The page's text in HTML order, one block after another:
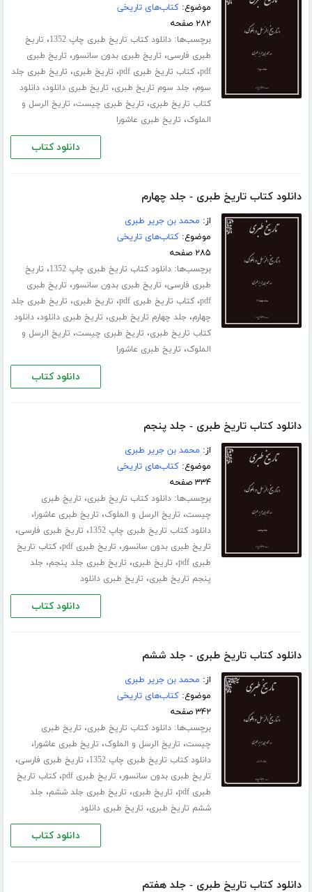
موضوع:کتاب‌های تاریخی
۲۸۲ صفحه
برچسب‌ها:دانلود کتاب تاریخ طبری چاپ 1352 ، تاریخ
طبری فارسی، تاریخ طبری بدون سانسور، تاریخ طبری
pdf،کتاب تاریخ طبری pdf ، تاریخ طبری، تاریخ طبری جلد
سوم، جلد سوم تاریخ طبری، تاریخ طبری دانلود،دانلود
کتاب تاریخ طبری، تاریخ طبری چیست، تاریخ الرسل و
الملوک، تاریخ طبری عاشورا
دانلود کتاب
دانلود کتاب تاریخ طبری - جلد چهارم
از: محمد بن جریر طبری
موضوع:کتاب‌های تاریخی
۲۸۵ صفحه
برچسب‌ها:دانلود کتاب تاریخ طبری چاپ 1352 ، تاریخ
طبری فارسی، تاریخ طبری بدون سانسور، تاریخ طبری
pdf،کتاب تاریخ طبری pdf ، تاریخ طبری، تاریخ طبری جلد
چهارم، جلد چهارم تاریخ طبری، تاریخ طبری دانلود،دانلود
کتاب تاریخ طبری، تاریخ طبری چیست، تاریخ الرسل و
الملوک، تاریخ طبری عاشورا
دانلود کتاب
دانلود کتاب تاریخ طبری - جلد پنجم
از: محمد بن جریر طبری
موضوع:کتاب‌های تاریخی
۳۳۴ صفحه
برچسب‌ها:دانلود کتاب تاریخ طبری، تاریخ طبری
چیست، تاریخ الرسل و الملوک، تاریخ طبری عاشورا،
دانلود کتاب تاریخ طبری چاپ 1352 ، تاریخ طبری فارسی،
تاریخ طبری بدون سانسور، تاریخ طبری pdf ،کتاب تاریخ
طبری pdf
، تاریخ طبری، تاریخ طبری جلد پنجم، جلد
پنجم تاریخ طبری، تاریخ طبری دانلود
دانلود کتاب
دانلود کتاب تاریخ طبری - جلد ششم
از: محمد بن جریر طبری
موضوع:کتاب‌های تاریخی
۳۴۲ صفحه
برچسب‌ها:دانلود کتاب تاریخ طبری، تاریخ طبری
چیست، تاریخ الرسل و الملوک، تاریخ طبری عاشورا،
دانلود کتاب تاریخ طبری چاپ 1352 ، تاریخ طبری فارسی،
تاریخ طبری بدون سانسور، تاریخ طبری pdf ،کتاب تاریخ
طبری pdf
، تاریخ طبری، تاریخ طبری جلد ششم، جلد
ششم تاریخ طبری، تاریخ طبری دانلود
دانلود کتاب
دانلود کتاب تاریخ طبری - جلد هفتم